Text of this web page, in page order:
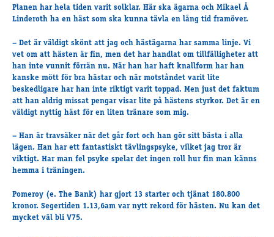
Tävlingsserier
Träning och provlopp
Aktiva
Månadens hästägare 2026
Månadens B-tränare 2026
Euro Classic Trot
Andelshästar
Åby Stora Pris 2026
Supertorsdag för företag
Ponnytravtävlingar
Ridsport
Planen har hela tiden varit solklar. Här ska ägarna och Mikael Å
Linderoth ha en häst som ska kunna tävla en lång tid framöver.
– Det är väldigt skönt att jag och hästägarna har samma linje. Vi
vet om att hästen är fin, men det har handlat om tillfälligheter att
han inte vunnit förrän nu. När han har haft knallform har han
kanske mött för bra hästar och när motståndet varit lite
beskedligare har han inte riktigt varit toppad. Men just det faktum
att han aldrig missat pengar visar lite på hästens styrkor. Det är en
väldigt nyttig häst för en liten tränare som mig.
– Han är travsäker när det går fort och han gör sitt bästa i alla
lägen. Han har ett fantastiskt tävlingspsyke, vilket jag tror är
viktigt. Har man fel psyke spelar det ingen roll hur fin man känns
hemma i träningen.
Pomeroy (e. The Bank) har gjort 13 starter och tjänat 180.800
kronor. Segertiden 1.13,6am var nytt rekord för hästen. Nu kan det
mycket väl bli V75.